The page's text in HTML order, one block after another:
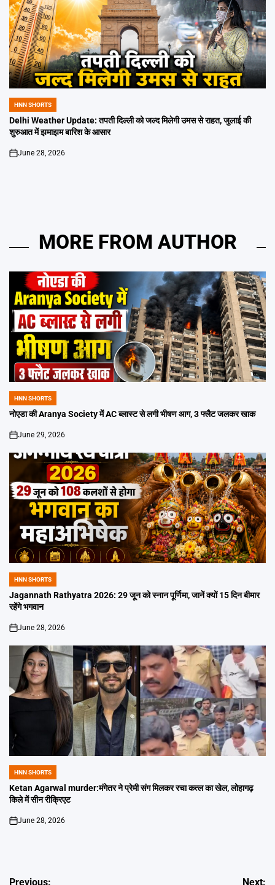
POSTED
IN
HNN SHORTS
Delhi Weather Update: तपती दिल्ली को जल्द मिलेगी उमस से राहत, जुलाई की
शुरुआत में झमाझम बारिश के आसार
on
June 28, 2026
MORE FROM AUTHOR
POSTED
IN
HNN SHORTS
नोएडा की Aranya Society में AC ब्लास्ट से लगी भीषण आग, 3 फ्लैट जलकर खाक
on
June 29, 2026
POSTED
IN
HNN SHORTS
Jagannath Rathyatra 2026: 29 जून को स्नान पूर्णिमा, जानें क्यों 15 दिन बीमार
रहेंगे भगवान
on
June 28, 2026
POSTED
IN
HNN SHORTS
Ketan Agarwal murder:मंगेतर ने प्रेमी संग मिलकर रचा कत्ल का खेल, लोहागढ़
किले में सीन रीक्रिएट
on
June 28, 2026
Previous: Next: